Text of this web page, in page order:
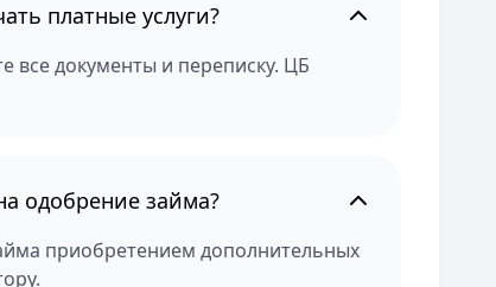
платные услуги?
документы и переписку. ЦБ
одобрение займа?
приобретением дополнительных